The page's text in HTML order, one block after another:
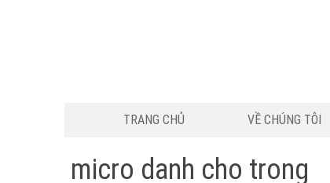
TRANG CHỦ VỀ CHÚNG TÔI
micro danh cho trong